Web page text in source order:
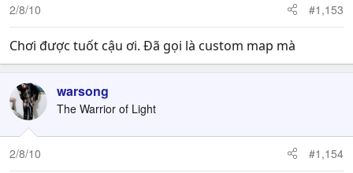
2/8/10 #1,153
Chơi được tuốt cậu ơi. Đã gọi là custom map mà
warsong
The Warrior of Light
2/8/10 #1,154